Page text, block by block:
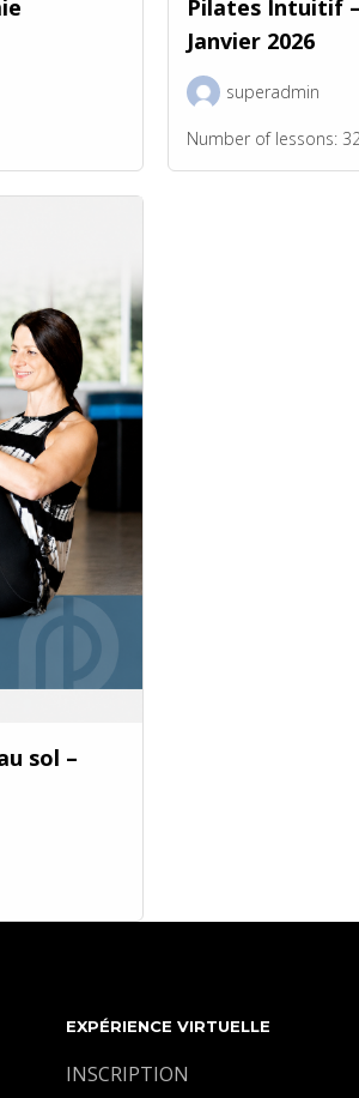
Pilates Intuitif
Janvier 2026
superadmin
Number of lessons:
sol –
EXPÉRIENCE VIRTUELLE
INSCRIPTION